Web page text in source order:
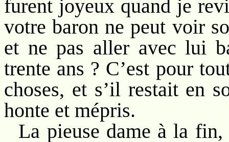
furent joyeux quand je
votre baron ne peut voir
et ne pas aller avec lui
trente ans ? C’est pour
choses, et s’il restait en
honte et mépris.
La pieuse dame à la fin,